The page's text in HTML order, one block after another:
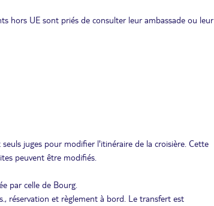
hors UE sont priés de consulter leur ambassade ou leur
juges pour modifier l'itinéraire de la croisière. Cette
peuvent être modifiés.
par celle de Bourg.
réservation et règlement à bord. Le transfert est